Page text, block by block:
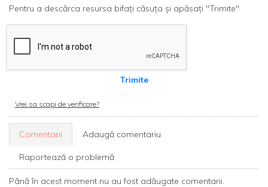
Pentru a descărca resursa bifați căsuța și apăsați "Trimite"
Trimite
Vrei sa scapi de verificare?
Comentarii Adaugă comentariu
Raportează o problemă
Până în acest moment nu au fost adăugate comentarii.